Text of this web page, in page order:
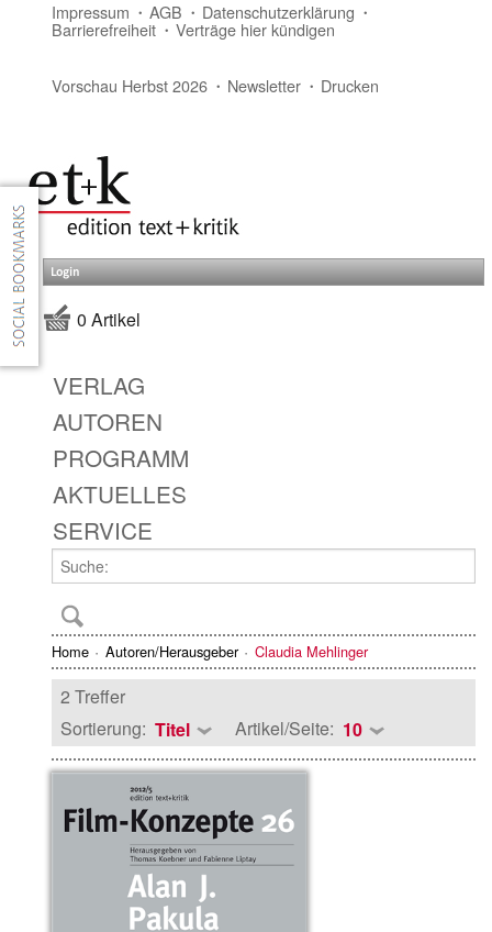
Impressum AGB Datenschutzerklärung
Barrierefreiheit Verträge hier kündigen
Vorschau Herbst 2026 Newsletter Drucken
Login
0 Artikel
VERLAG
AUTOREN
PROGRAMM
AKTUELLES
SERVICE
Home Autoren/Herausgeber Claudia Mehlinger
2 Treffer
Sortierung: Titel Artikel/Seite: 10